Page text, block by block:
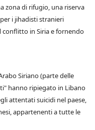
zona di rifugio, una riserva
i jihadisti stranieri
conflitto in Siria e fornendo
Siriano (parte delle
hanno ripiegato in Libano
attentati suicidi nel paese,
appartenenti a tutte le